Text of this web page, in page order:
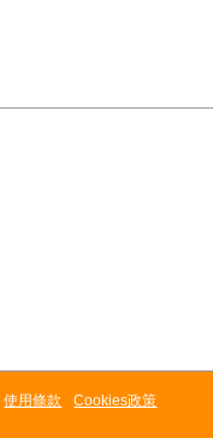
使用條款 Cookies政策